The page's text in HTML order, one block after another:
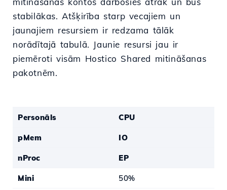
stabilākas. Atšķirība starp vecajiem un
jaunajiem resursiem ir redzama tālāk
norādītajā tabulā. Jaunie resursi jau ir
piemēroti visām Hostico Shared mitināšanas
pakotnēm.
Personāls CPU
pMem IO
nProc EP
Mini 50%